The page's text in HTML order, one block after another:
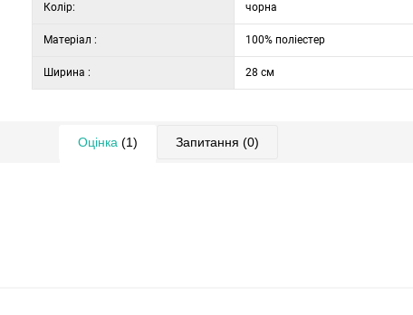
Колір: чорна
Матеріал : 100% поліестер
Ширина : 28 см
Оцінка (1) Запитання (0)